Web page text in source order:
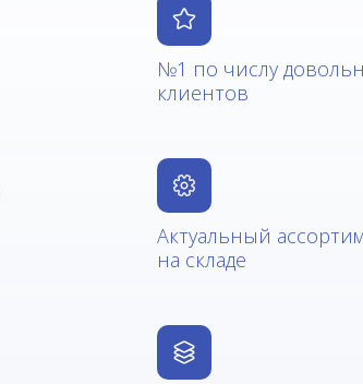
№1 по числу
клиентов
Актуальный
на складе